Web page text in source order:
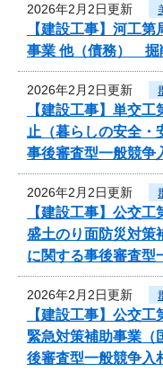
2026年2月2日更新
【建設工事】河工
事業 他（債務） 掘
2026年2月2日更新
【建設工事】単交
止（暮らしの安全・
事後審査型一般競争
2026年2月2日更新
【建設工事】公交
盛土のり面防災対策
に関する事後審査型
2026年2月2日更新
【建設工事】公交
緊急対策補助事業（
後審査型一般競争入